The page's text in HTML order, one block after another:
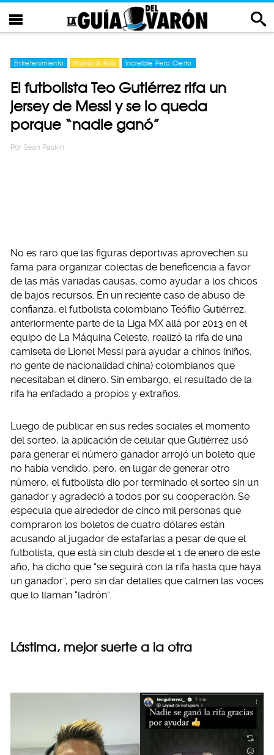
Entretenimiento Humor & Risa Increíble Pero Cierto
El futbolista Teo Gutiérrez rifa un
jersey de Messi y se lo queda
porque “nadie ganó”
Por Sean Paskin
No es raro que las figuras deportivas aprovechen su
fama para organizar colectas de beneficencia a favor
de las más variadas causas, como ayudar a los chicos
de bajos recursos. En un reciente caso de abuso de
confianza, el futbolista colombiano Teófilo Gutiérrez,
anteriormente parte de la Liga MX allá por 2013 en el
equipo de La Máquina Celeste, realizó la rifa de una
camiseta de Lionel Messi para ayudar a chinos (niños,
no gente de nacionalidad china) colombianos que
necesitaban el dinero. Sin embargo, el resultado de la
rifa ha enfadado a propios y extraños.
Luego de publicar en sus redes sociales el momento
del sorteo, la aplicación de celular que Gutiérrez usó
para generar el número ganador arrojó un boleto que
no había vendido, pero, en lugar de generar otro
número, el futbolista dio por terminado el sorteo sin un
ganador y agradeció a todos por su cooperación. Se
especula que alrededor de cinco mil personas que
compraron los boletos de cuatro dólares están
acusando al jugador de estafarlas a pesar de que el
futbolista, que está sin club desde el 1 de enero de este
año, ha dicho que “se seguirá con la rifa hasta que haya
un ganador”, pero sin dar detalles que calmen las voces
que lo llaman “ladrón”.
Lástima, mejor suerte a la otra